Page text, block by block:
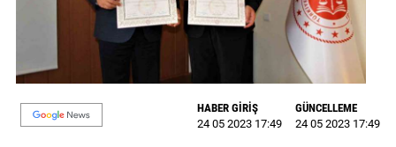
YAZARLAR
BİZE
ULAŞIN
HABER GİRİŞ
24 05 2023 17:49
GÜNCELLEME
24 05 2023 17:49